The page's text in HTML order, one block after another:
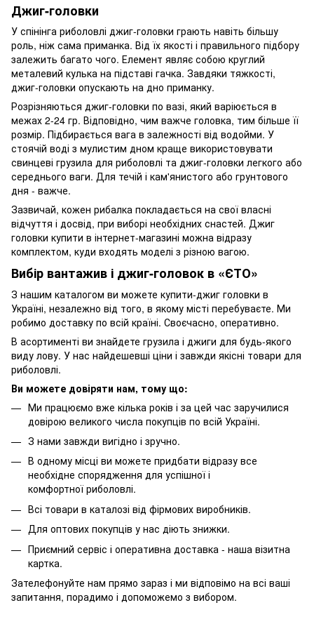
Джиг-головки
У спінінга риболовлі джиг-головки грають навіть більшу
роль, ніж сама приманка. Від їх якості і правильного підбору
залежить багато чого. Елемент являє собою круглий
металевий кулька на підставі гачка. Завдяки тяжкості,
джиг-головки опускають на дно приманку.
Розрізняються джиг-головки по вазі, який варіюється в
межах 2-24 гр. Відповідно, чим важче головка, тим більше її
розмір. Підбирається вага в залежності від водойми. У
стоячій воді з мулистим дном краще використовувати
свинцеві грузила для риболовлі та джиг-головки легкого або
середнього ваги. Для течій і кам'янистого або грунтового
дня - важче.
Зазвичай, кожен рибалка покладається на свої власні
відчуття і досвід, при виборі необхідних снастей. Джиг
головки купити в інтернет-магазині можна відразу
комплектом, куди входять моделі з різною вагою.
Вибір вантажив і джиг-головок в «ЄТО»
З нашим каталогом ви можете купити-джиг головки в
Україні, незалежно від того, в якому місті перебуваєте. Ми
робимо доставку по всій країні. Своєчасно, оперативно.
В асортименті ви знайдете грузила і джиги для будь-якого
виду лову. У нас найдешевші ціни і завжди якісні товари для
риболовлі.
Ви можете довіряти нам, тому що:
Ми працюємо вже кілька років і за цей час заручилися
довірою великого числа покупців по всій Україні.
З нами завжди вигідно і зручно.
В одному місці ви можете придбати відразу все
необхідне спорядження для успішної і
комфортної риболовлі.
Всі товари в каталозі від фірмових виробників.
Для оптових покупців у нас діють знижки.
Приємний сервіс і оперативна доставка - наша візитна
картка.
Зателефонуйте нам прямо зараз і ми відповімо на всі ваші
запитання, порадимо і допоможемо з вибором.